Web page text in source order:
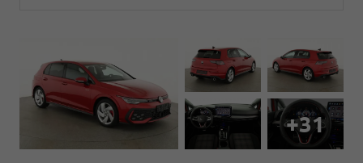
+31